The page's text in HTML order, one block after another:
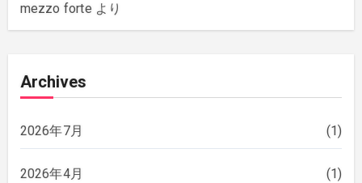
mezzo forteより
Archives
2026年7月 (1)
2026年4月 (1)